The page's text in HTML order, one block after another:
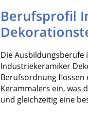
Berufsprofil
Die
Industriekeramiker
Berufsordnung flossen
Kerammalers ein, was
und gleichzeitig eine